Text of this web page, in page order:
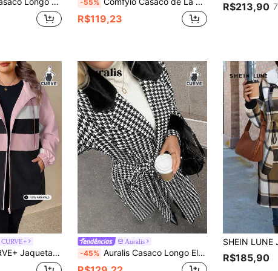
-55%
R$119,23
R$213,90
Multicolorido, Espessada, Leve, para Outono e Inverno
Auralis
-45% Auralis Casaco Longo Elegante, Folgado e Confortável com Cinto, Mistura de Pied-de-poule Preto e Branco Felpudo, Moda Outono e Inverno Plus Size, Outono, Inverno R$185,90